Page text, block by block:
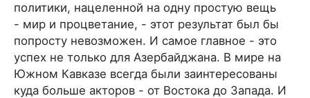
политики, нацеленной на одну простую вещь
- мир и процветание, - этот результат был бы
попросту невозможен. И самое главное - это
успех не только для Азербайджана. В мире на
Южном Кавказе всегда были заинтересованы
куда больше акторов - от Востока до Запада. И